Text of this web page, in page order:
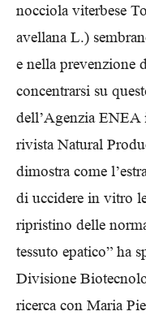
nocciola viterbese
avellana L.)
e nella prevenzione
concentrarsi su
dell’Agenzia ENEA
rivista Natural
dimostra come
di uccidere in vitro
ripristino delle
tessuto epatico” ha
Divisione
ricerca con Maria